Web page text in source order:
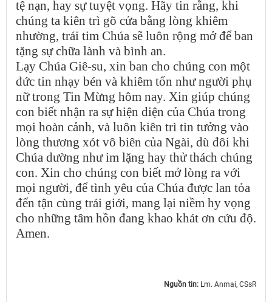
tệ nạn, hay sự tuyệt vọng. Hãy tin rằng, khi
chúng ta kiên trì gõ cửa bằng lòng khiêm
nhường, trái tim Chúa sẽ luôn rộng mở để ban
tặng sự chữa lành và bình an.
Lạy Chúa Giê-su, xin ban cho chúng con một
đức tin nhạy bén và khiêm tốn như người phụ
nữ trong Tin Mừng hôm nay. Xin giúp chúng
con biết nhận ra sự hiện diện của Chúa trong
mọi hoàn cảnh, và luôn kiên trì tin tưởng vào
lòng thương xót vô biên của Ngài, dù đôi khi
Chúa dường như im lặng hay thử thách chúng
con. Xin cho chúng con biết mở lòng ra với
mọi người, để tình yêu của Chúa được lan tỏa
đến tận cùng trái giới, mang lại niềm hy vọng
cho những tâm hồn đang khao khát ơn cứu độ.
Amen.
Nguồn tin: Lm. Anmai, CSsR